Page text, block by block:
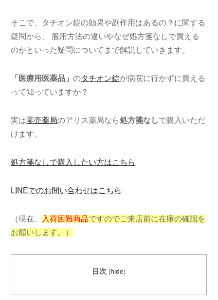
そこで、タチオン錠の効果や副作用はあるの？に関する
疑問から、 服用方法の違いやなぜ処方箋なしで買える
のかといった疑問についてまで解説していきます。
「医療用医薬品」のタチオン錠が病院に行かずに買える
って知っていますか？
実は零売薬局のアリス薬局なら処方箋なしで購入いただ
けます。
処方箋なしで購入したい方はこちら
LINEでのお問い合わせはこちら
（現在、 入荷困難商品ですのでご来店前に在庫の確認を
お願いします。）
目次 [hide]